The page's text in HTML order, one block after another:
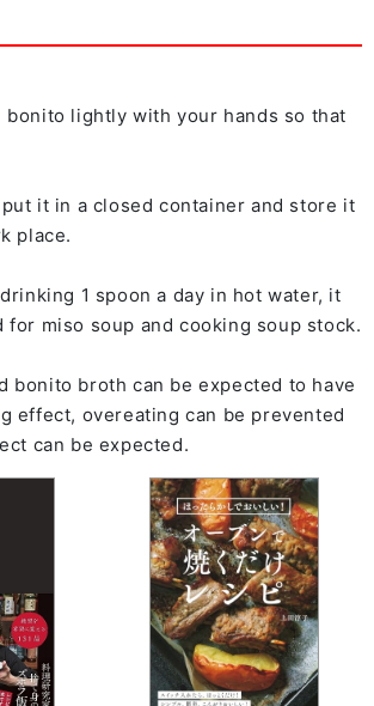
bonito lightly with your hands so that
put it in a closed container and store it
place.
1 spoon a day in hot water, it
for miso soup and cooking soup stock.
bonito broth can be expected to have
effect, overeating can be prevented